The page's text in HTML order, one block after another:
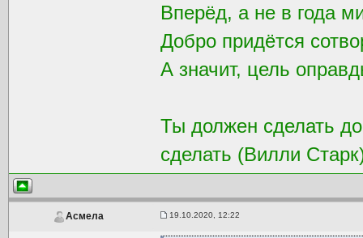
Вперёд, а не в года
Добро придётся
А значит, цель
Ты должен сделать
сделать (Вилли
Асмела 19.10.2020, 12:22